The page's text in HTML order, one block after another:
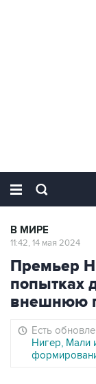
В МИРЕ
11:42, 14 мая 2024
Премьер
попытках
внешнюю
Есть
Нигер, Мали